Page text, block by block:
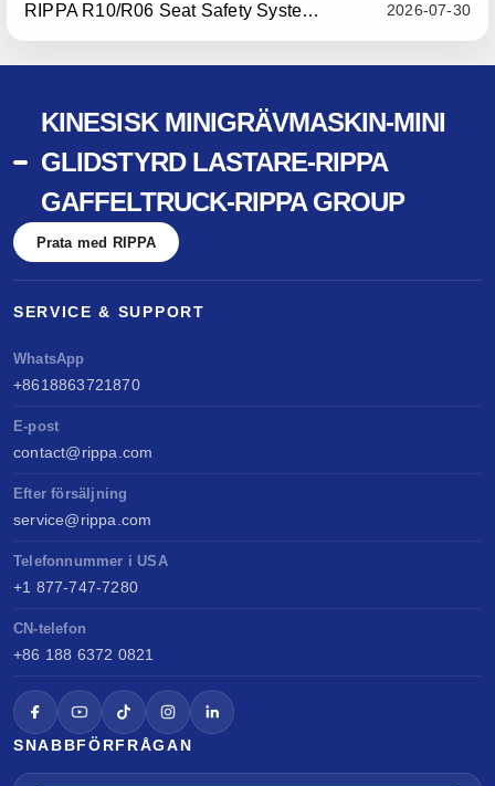
2026-07-30
RIPPA R10/R06 Seat Safety System Upgrade — Effective July 22, 2026
KINESISK MINIGRÄVMASKIN-MINI
GLIDSTYRD LASTARE-RIPPA
GAFFELTRUCK-RIPPA GROUP
Prata med RIPPA
SERVICE & SUPPORT
WhatsApp
+8618863721870
E-post
contact@rippa.com
Efter försäljning
service@rippa.com
Telefonnummer i USA
+1 877-747-7280
CN-telefon
+86 188 6372 0821
SNABBFÖRFRÅGAN